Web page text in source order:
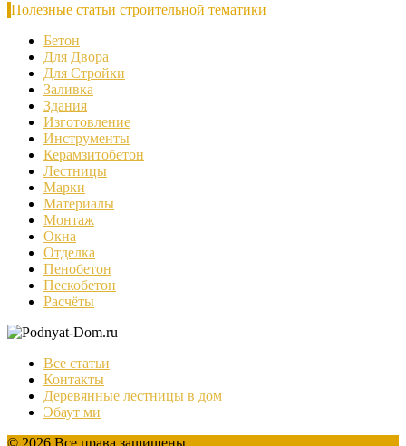
Полезные статьи строительной тематики
Бетон
Для Двора
Для Стройки
Заливка
Здания
Изготовление
Инструменты
Керамзитобетон
Лестницы
Марки
Материалы
Монтаж
Окна
Отделка
Пенобетон
Пескобетон
Расчёты
Все статьи
Контакты
Деревянные лестницы в дом
Эбаут ми